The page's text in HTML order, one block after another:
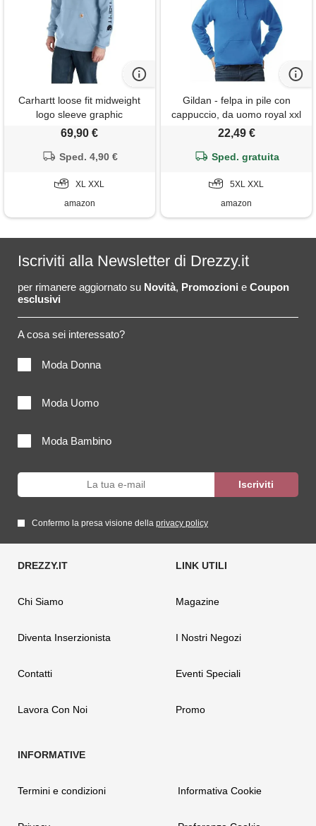
Carhartt loose fit midweight
logo sleeve graphic
sweatshirt, felpa con
blue), xl
69,90 €
Sped. 4,90 €
XL XXL
amazon
Gildan - felpa in pile con
cappuccio, da uomo royal xxl
22,49 €
Sped. gratuita
5XL XXL
amazon
Iscriviti alla Newsletter di Drezzy.it
per rimanere aggiornato su Novità, Promozioni e Coupon
esclusivi
A cosa sei interessato?
Moda Donna
Moda Uomo
Moda Bambino
Confermo la presa visione della privacy policy
Chi Siamo
Diventa Inserzionista
Contatti
Lavora Con Noi
Magazine
I Nostri Negozi
Eventi Speciali
Promo
Termini e condizioni Informativa Cookie